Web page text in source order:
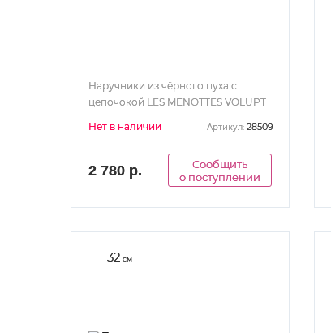
Наручники из чёрного пуха с
цепочокой LES MENOTTES VOLUPT
Нет в наличии
Артикул: 28509
2 780 р.
Сообщить
о поступлении
32 см